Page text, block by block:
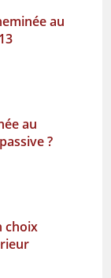
au
au
?
choix